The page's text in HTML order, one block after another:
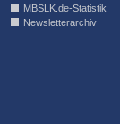
MBSLK.de-Statistik
Newsletterarchiv